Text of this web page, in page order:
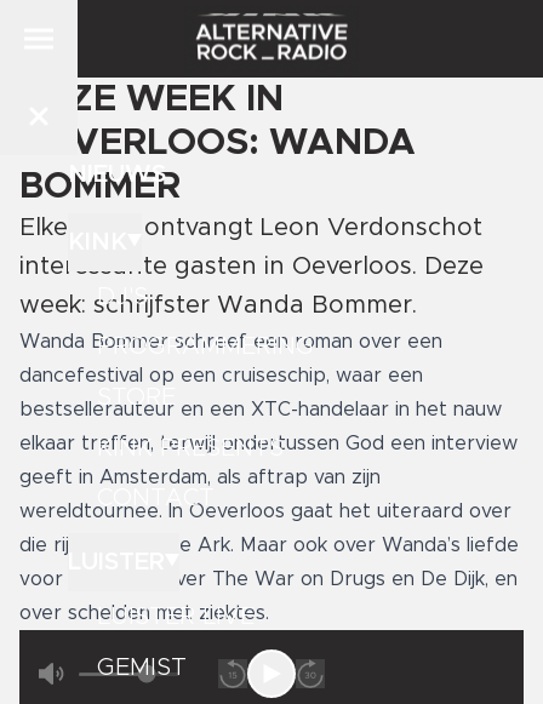
NIEUWS
DJ'S
PROGRAMMERING
STORE
KINK PRESENTS
CONTACT
LUISTER LIVE
GEMIST
DEZE WEEK IN
OEVERLOOS: WANDA
BOMMER
Elke week ontvangt Leon Verdonschot
interessante gasten in Oeverloos. Deze
week: schrijfster Wanda Bommer.
Wanda Bommer schreef een roman over een
dancefestival op een cruiseschip, waar een
bestsellerauteur en een XTC-handelaar in het nauw
elkaar treffen, terwijl ondertussen God een interview
geeft in Amsterdam, als aftrap van zijn
wereldtournee. In Oeverloos gaat het uiteraard over
die rijke roman, De Ark. Maar ook over Wanda’s liefde
voor de gitaar, over The War on Drugs en De Dijk, en
over schelden met ziektes.